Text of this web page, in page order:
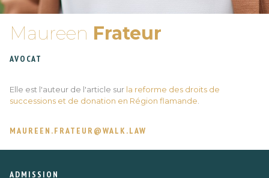
Maureen Frateur
AVOCAT
Elle est l'auteur de l'article sur la reforme des droits de
successions et de donation en Région flamande
MAUREEN.FRATEUR@WALK.LAW
ADMISSION